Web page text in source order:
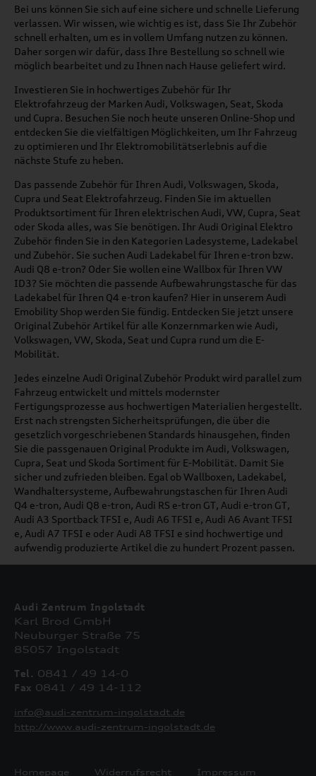
Bei uns können Sie sich auf eine sichere und schnelle Lieferung
verlassen. Wir wissen, wie wichtig es ist, dass Sie Ihr Zubehör
schnell erhalten, um es in vollem Umfang nutzen zu können.
Daher sorgen wir dafür, dass Ihre Bestellung so schnell wie
möglich bearbeitet und zu Ihnen nach Hause geliefert wird.
Investieren Sie in hochwertiges Zubehör für Ihr
Elektrofahrzeug der Marken Audi, Volkswagen, Seat, Skoda
und Cupra. Besuchen Sie noch heute unseren Online-Shop und
entdecken Sie die vielfältigen Möglichkeiten, um Ihr Fahrzeug
zu optimieren und Ihr Elektromobilitätserlebnis auf die
nächste Stufe zu heben.
Das passende Zubehör für Ihren Audi, Volkswagen, Skoda,
Cupra und Seat Elektrofahrzeug. Finden Sie im aktuellen
Produktsortiment für Ihren elektrischen Audi, VW, Cupra, Seat
oder Skoda alles, was Sie benötigen. Ihr Audi Original Elektro
Zubehör finden Sie in den Kategorien Ladesysteme, Ladekabel
und Zubehör. Sie suchen Audi Ladekabel für Ihren e-tron bzw.
Audi Q8 e-tron? Oder Sie wollen eine Wallbox für Ihren VW
ID3? Sie möchten die passende Aufbewahrungstasche für das
Ladekabel für Ihren Q4 e-tron kaufen? Hier in unserem Audi
Emobility Shop werden Sie fündig. Entdecken Sie jetzt unsere
Original Zubehör Artikel für alle Konzernmarken wie Audi,
Volkswagen, VW, Skoda, Seat und Cupra rund um die E-
Mobilität.
Jedes einzelne Audi Original Zubehör Produkt wird parallel zum
Fahrzeug entwickelt und mittels modernster
Fertigungsprozesse aus hochwertigen Materialien hergestellt.
Erst nach strengsten Sicherheitsprüfungen, die über die
gesetzlich vorgeschriebenen Standards hinausgehen, finden
Sie die passgenauen Original Produkte im Audi, Volkswagen,
Cupra, Seat und Skoda Sortiment für E-Mobilität. Damit Sie
sicher und zufrieden bleiben. Egal ob Wallboxen, Ladekabel,
Wandhaltersysteme, Aufbewahrungstaschen für Ihren Audi
Q4 e-tron, Audi Q8 e-tron, Audi RS e-tron GT, Audi e-tron GT,
Audi A3 Sportback TFSI e, Audi A6 TFSI e, Audi A6 Avant TFSI
e, Audi A7 TFSI e oder Audi A8 TFSI e sind hochwertige und
aufwendig produzierte Artikel die zu hundert Prozent passen.
Audi Zentrum Ingolstadt
Karl Brod GmbH
Neuburger Straße 75
85057 Ingolstadt
Tel. 0841 / 49 14-0
Fax 0841 / 49 14-112
info@audi-zentrum-ingolstadt.de
http://www.audi-zentrum-ingolstadt.de
Homepage Widerrufsrecht Impressum